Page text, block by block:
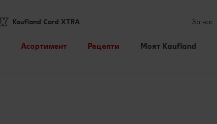
Асортимент Рецепти Моят Kaufland
Kaufland Card XTRA За нас